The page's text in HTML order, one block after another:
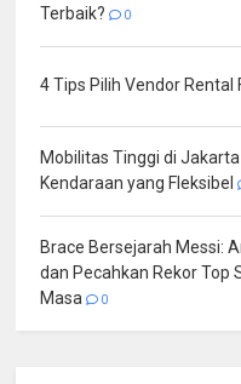
Terbaik?
0
4 Tips Pilih Vendor
Mobilitas Tinggi di
Kendaraan yang Fleksibel
Brace Bersejarah Messi:
dan Pecahkan Rekor Top
Masa
0